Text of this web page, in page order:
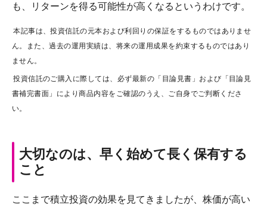
も、リターンを得る可能性が高くなるというわけです。
本記事は、投資信託の元本および利回りの保証をするものではありませ
ん。また、過去の運用実績は、将来の運用成果を約束するものではあり
ません。
投資信託のご購入に際しては、必ず最新の「目論見書」および「目論見
書補完書面」により商品内容をご確認のうえ、ご自身でご判断くださ
い。
大切なのは、早く始めて長く保有する
こと
ここまで積立投資の効果を見てきましたが、株価が高い